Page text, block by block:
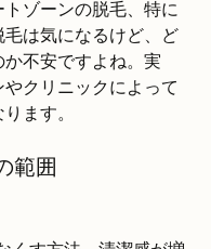
ゾーンの脱毛、特に
毛は気になるけど、ど
不安ですよね。実
クリニックによって
ます。
範囲